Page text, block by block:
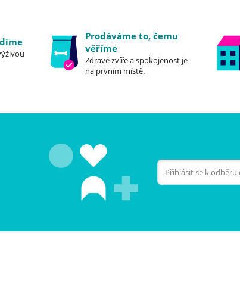
Prodáváme to, čemu
věříme
Zdravé zvíře a spokojenost je
na prvním místě.